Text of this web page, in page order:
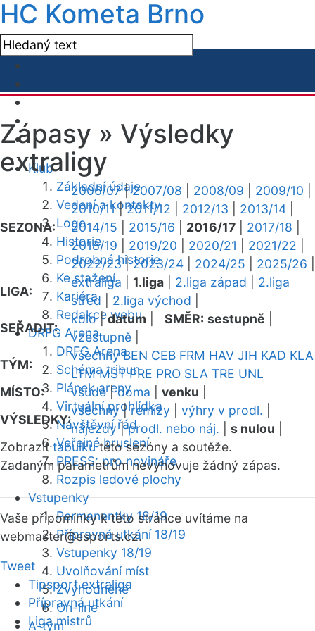
HC Kometa Brno
Klub
Základní údaje
Vedení a kontakty
Logo
Historie
Podrobná historie
Ke stažení
Kariéra
Redakce webu
DRFG Arena
DRFG Arena
Schéma tribun
Plánek areny
Virtuální prohlídka
Návštěvní řád
Veřejné bruslení
PRESS: pro novináře
Rozpis ledové plochy
Vstupenky
Permanentky 18/19
Přípravná utkání 18/19
Vstupenky 18/19
Uvolňování míst
Zvýhodněné
On-line
A-tým
Zápasy » Výsledky
extraligy
SEZONA:
2006/07|2007/08 2008/09 2009/10
2010/11|2011/12 2012/13 2013/14
2014/15
2015/16 2016/17 2017/18
2018/19
2019/20 2020/21 2021/22
2022/23|2023/24 2024/25 2025/26
LIGA:
extraliga 1.liga 2.liga západ
2.liga
střed
2.liga východ
SEŘADIT:
kolo|datum SMĚR: sestupně
vzestupně
TÝM:
všechny BEN CEB FRM HAV JIH KAD KLA
LTM MST PRE PRO SLA TRE UNL
MÍSTO:
všude|doma venku
VÝSLEDKY:
všechny|remízy výhry v prodl.
nájezdy|prodl. nebo náj. s nulou
Zobrazittabulkutéto sezóny a soutěže.
Zadaným parametrům nevyhovuje žádný zápas.
Vaše připomínky k této stránce uvítáme na
webmaster@esports.cz.
Tweet
Tipsport extraliga
Přípravná utkání
Liga mistrů